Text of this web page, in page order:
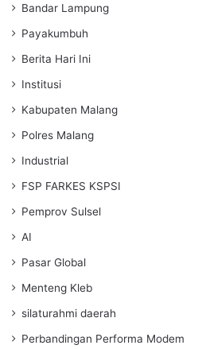
Bandar Lampung
Payakumbuh
Berita Hari Ini
Institusi
Kabupaten Malang
Polres Malang
Industrial
FSP FARKES KSPSI
Pemprov Sulsel
AI
Pasar Global
Menteng Kleb
silaturahmi daerah
Perbandingan Performa Modem